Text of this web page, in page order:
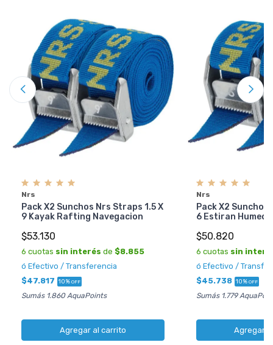
Nrs
Pack X2 Sunchos Nrs Straps 1.5 X
9 Kayak Rafting Navegacion
$53.130
6 cuotas sin interés de $8.855
ó Efectivo / Transferencia
$47.817 10% OFF
Sumás 1.860 AquaPoints
Agregar al carrito
Nrs
Pack X2 Sunchos
6 Estiran
$50.820
6 cuotas sin
ó Efectivo /
$45.738 10% OFF
Sumás 1.779
Agregar